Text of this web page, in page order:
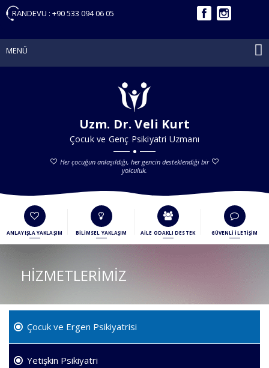
RANDEVU : +90 533 094 06 05
MENÜ
Uzm. Dr. Veli Kurt
Çocuk ve Genç Psikiyatri Uzmanı
Her çocuğun anlaşıldığı, her gencin desteklendiği bir
yolculuk.
ANLAYIŞLA YAKLAŞIM BİLİMSEL YAKLAŞIM AİLE ODAKLI DESTEK GÜVENLİ İLETİŞİM
HİZMETLERİMİZ
Çocuk ve Ergen Psikiyatrisi
Yetişkin Psikiyatri